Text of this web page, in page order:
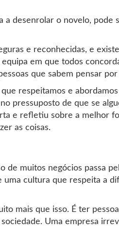
desenrolar o novelo, pode
e reconhecidas, e
em que todos
que sabem pensar por
que respeitamos e
no pressuposto de que se
e refletiu sobre a melhor
as coisas.
de muitos negócios passa
cultura que respeita a
mais que isso. É ter
Uma empresa